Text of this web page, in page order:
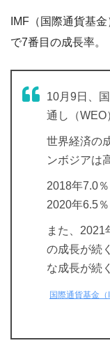
IMF（国際通貨基
で7番目の成長率。
10月9日、
通し（WEO
世界経済の
ンボジアは
2018年7.0
2020年6.5
また、2021
の成長が続
な成長が続
国際通貨基金